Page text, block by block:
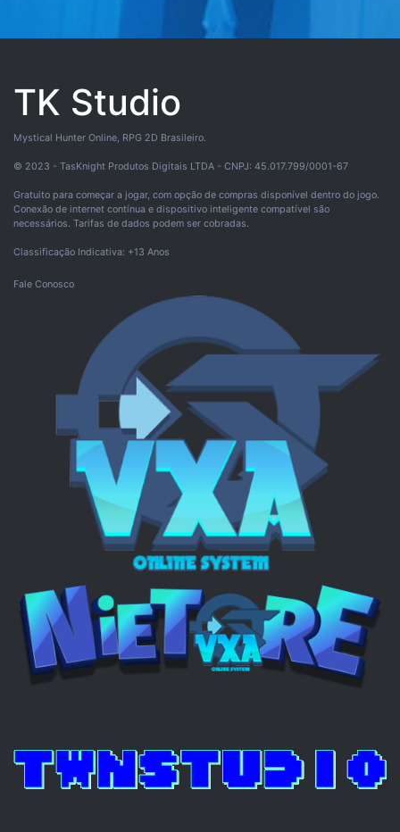
TK Studio
Mystical Hunter Online, RPG 2D Brasileiro.
© 2023 - TasKnight Produtos Digitais LTDA - CNPJ: 45.017.799/0001-67
Gratuito para começar a jogar, com opção de compras disponível dentro do jogo.
Conexão de internet contínua e dispositivo inteligente compatível são
necessários. Tarifas de dados podem ser cobradas.
Classificação Indicativa: +13 Anos
Fale Conosco